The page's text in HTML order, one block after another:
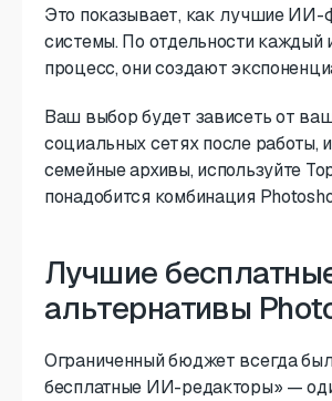
Это показывает, как лучшие ИИ-
системы. По отдельности каждый
процесс, они создают
Ваш выбор будет зависеть от
социальных сетях после работы,
семейные архивы, используйте
понадобится комбинация
Лучшие
альтернативы
Ограниченный бюджет всегда
бесплатные ИИ-редакторы» —